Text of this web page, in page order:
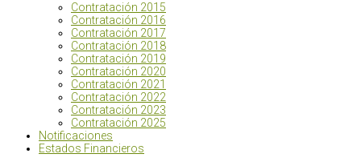
Contratación 2015
Contratación 2016
Contratación 2017
Contratación 2018
Contratación 2019
Contratación 2020
Contratación 2021
Contratación 2022
Contratación 2023
Contratación 2025
Notificaciones
Estados Financieros